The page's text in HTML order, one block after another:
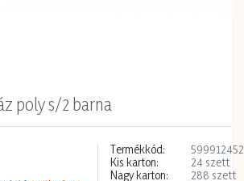
poly s/2 barna
Termékkód:
Kis karton:
24 szett
Nagy karton:
288 szett